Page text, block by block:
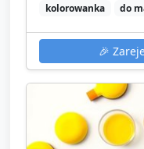
kolorowanka
do
🎉